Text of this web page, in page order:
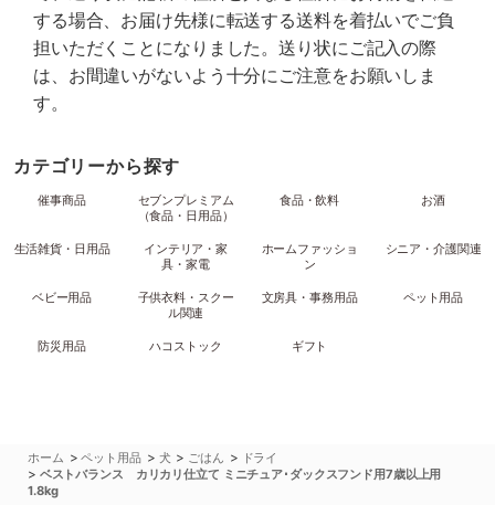
する場合、お届け先様に転送する送料を着払いでご負
担いただくことになりました。送り状にご記入の際
は、お間違いがないよう十分にご注意をお願いしま
す。
カテゴリーから探す
催事商品
セブンプレミアム
（食品・日用品）
食品・飲料 お酒
生活雑貨・日用品
インテリア・家
具・家電
ホームファッショ
ン
シニア・介護関連
ベビー用品
子供衣料・スクー
ル関連
文房具・事務用品 ペット用品
防災用品 ハコストック ギフト
ホーム >ペット用品 > 犬 > ごはん > ドライ
> ベストバランス カリカリ仕立て ミニチュア･ダックスフンド用7歳以上用
1.8kg